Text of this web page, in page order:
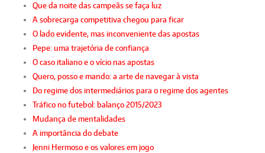
Que da noite das campeãs se faça luz
A sobrecarga competitiva chegou para ficar
O lado evidente, mas inconveniente das apostas
Pepe: uma trajetória de confiança
O caso italiano e o vício nas apostas
Quero, posso e mando: a arte de navegar à vista
Do regime dos intermediários para o regime dos agentes
Tráfico no futebol: balanço 2015/2023
Mudança de mentalidades
A importância do debate
Jenni Hermoso e os valores em jogo